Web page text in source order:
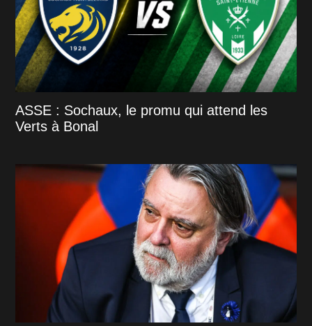
ASSE : Sochaux, le promu qui attend les
Verts à Bonal